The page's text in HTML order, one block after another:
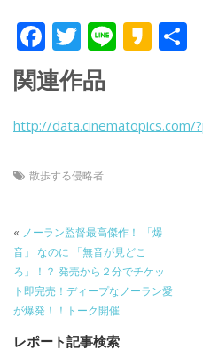
F
ac
e
b
o
T
w
itt
er
Li K
a
関連作品
http://data.cinematopics.com/
散歩する侵略者
« ノーラン監督最高傑作！ 「爆
音」 なのに 「無音が見どこ
ろ」！？ 発売から２分でチケッ
ト即完売！ディープなノーラン愛
が爆発！！トーク開催
レポート記事検索